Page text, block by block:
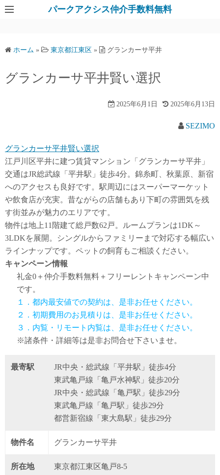
パークアクシス仲介手数料無料
ホーム » 東京都江東区 » グランカーサ平井
グランカーサ平井賢い選択
2025年6月1日 2025年6月13日
SEZIMO
グランカーサ平井賢い選択
江戸川区平井に建つ賃貸マンション「グランカーサ平井」
交通はJR総武線「平井駅」徒歩4分。錦糸町、秋葉原、新宿
へのアクセスも良好です。駅周辺にはスーパーマーケット
や飲食店が充実。昔ながらの店舗もあり下町の雰囲気を残
す街並みが魅力のエリアです。
物件は地上11階建て総戸数62戸。ルームプランは1DK～
3LDKを展開。シングルからファミリーまで対応する幅広い
ラインナップです。ペットの飼育もご相談ください。
キャンペーン情報
礼金0 ＋仲介手数料無料 ＋ フリーレント キャンペーン中
です。
１．都内最安値での契約は、是非お任せください。
２．初期費用のお見積りは、是非お任せください。
３．内覧・リモート内覧は、是非お任せください。
※諸条件・詳細等は是非お問合せ下さいませ。
最寄駅
JR中央・総武線「平井駅」徒歩4分
東武亀戸線「亀戸水神駅」徒歩20分
JR中央・総武線「亀戸駅」徒歩29分
東武亀戸線「亀戸駅」徒歩29分
都営新宿線「東大島駅」徒歩29分
物件名 グランカーサ平井
所在地 東京都江東区亀戸8-5